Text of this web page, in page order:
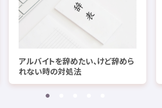
アルバイトを辞めたい、けど辞めら
れない時の対処法